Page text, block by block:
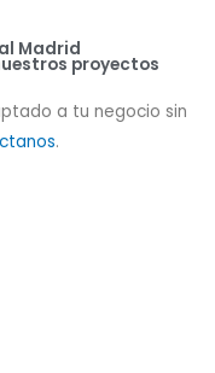
Madrid
proyectos
a tu negocio sin
.